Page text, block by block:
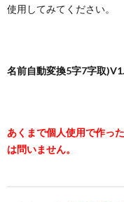
使用してみてください。
名前自動変換5字7字取
あくまで個人使用で作っ
は問いません。